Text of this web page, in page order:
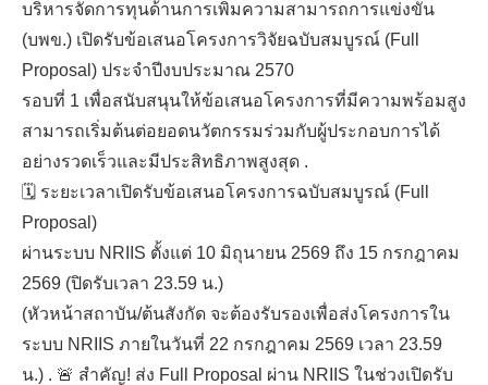
บริหารจัดการทุนด้านการเพิ่มความสามารถการแข่งขัน
(บพข.) เปิดรับข้อเสนอโครงการวิจัยฉบับสมบูรณ์ (Full
Proposal) ประจำปีงบประมาณ 2570
รอบที่ 1 เพื่อสนับสนุนให้ข้อเสนอโครงการที่มีความพร้อมสูง
สามารถเริ่มต้นต่อยอดนวัตกรรมร่วมกับผู้ประกอบการได้
อย่างรวดเร็วและมีประสิทธิภาพสูงสุด .
🗓 ระยะเวลาเปิดรับข้อเสนอโครงการฉบับสมบูรณ์ (Full
Proposal)
ผ่านระบบ NRIIS ตั้งแต่ 10 มิถุนายน 2569 ถึง 15 กรกฎาคม
2569 (ปิดรับเวลา 23.59 น.)
(หัวหน้าสถาบัน/ต้นสังกัด จะต้องรับรองเพื่อส่งโครงการใน
ระบบ NRIIS ภายในวันที่ 22 กรกฎาคม 2569 เวลา 23.59
น.) . 🚨 สำคัญ! ส่ง Full Proposal ผ่าน NRIIS ในช่วงเปิดรับ